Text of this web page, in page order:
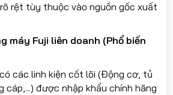
rệt tùy thuộc vào nguồn gốc xuất
máy Fuji liên doanh (Phổ biến
các linh kiện cốt lõi (Động cơ, tủ
cáp,...) được nhập khẩu chính hãng